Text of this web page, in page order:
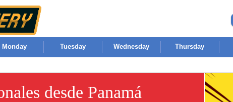
Monday Tuesday Wednesday Thursday
desde Panamá